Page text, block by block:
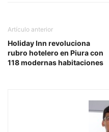
Artículo anterior
Holiday Inn revoluciona
rubro hotelero en Piura con
118 modernas habitaciones